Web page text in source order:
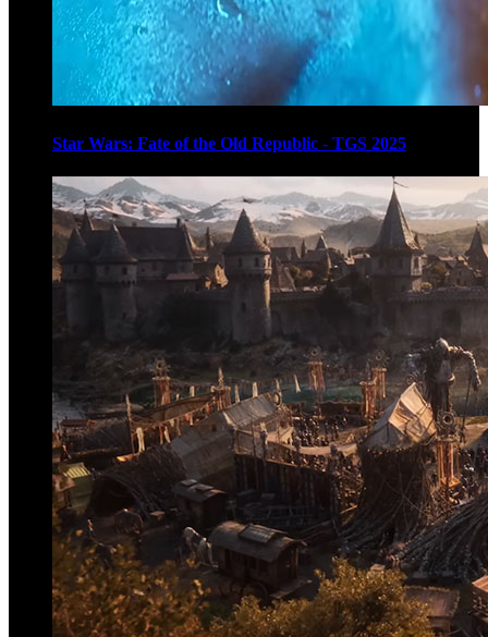
Star Wars: Fate of the Old Republic - TGS 2025